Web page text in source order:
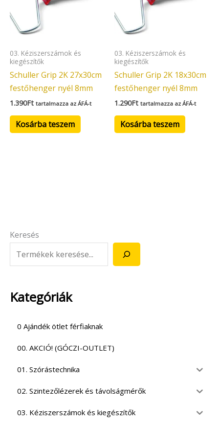
Keresés
Kategóriák
0 Ajándék ötlet férfiaknak
00. AKCIÓ! (GÓCZI-OUTLET)
01. Szórástechnika
02. Szintezőlézerek és távolságmérők
03. Kéziszerszámok és kiegészítők
03. Kéziszerszámok és
kiegészítők
Schuller Grip 2K 27x30cm
festőhenger nyél 8mm
1.390Ft tartalmazza az ÁFÁ-t
Kosárba teszem
03. Kéziszerszámok és
kiegészítők
Schuller Grip 2K 18x30cm
festőhenger nyél 8mm
1.290Ft tartalmazza az ÁFÁ-t
Kosárba teszem